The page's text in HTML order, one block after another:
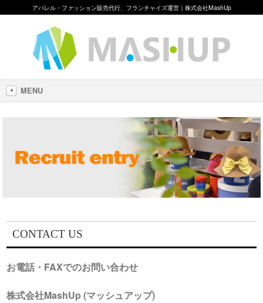
アパレル・ファッション販売代行、フランチャイズ運営｜株式会社MashUp
MENU
CONTACT US
お電話・FAXでのお問い合わせ
株式会社MashUp (マッシュアップ)